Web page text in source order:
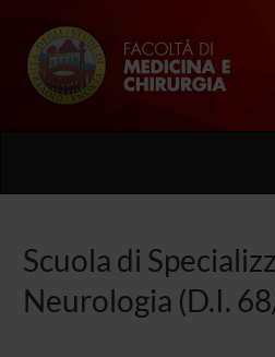
Scuola di
Neurologia (D.I.